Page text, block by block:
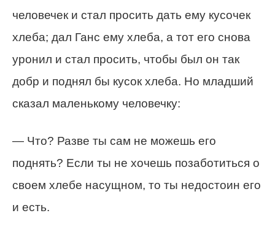
человечек и стал просить дать ему кусочек
хлеба; дал Ганс ему хлеба, а тот его снова
уронил и стал просить, чтобы был он так
добр и поднял бы кусок хлеба. Но младший
сказал маленькому человечку:
— Что? Разве ты сам не можешь его
поднять? Если ты не хочешь позаботиться о
своем хлебе насущном, то ты недостоин его
и есть.